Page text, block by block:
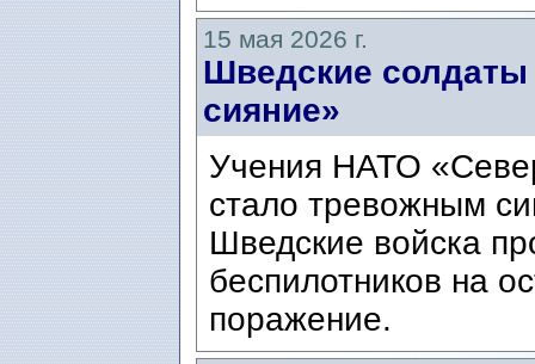
15 мая 2026 г.
Шведские
сияние»
Учения НАТО
стало тревожным
Шведские войска
беспилотников на
поражение.